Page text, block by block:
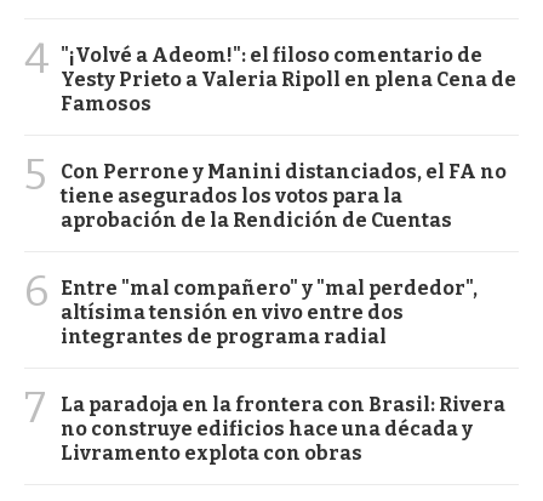
4 "¡Volvé a Adeom!": el filoso comentario de
Yesty Prieto a Valeria Ripoll en plena Cena de
Famosos
5
Con Perrone y Manini distanciados, el FA no
tiene asegurados los votos para la
aprobación de la Rendición de Cuentas
6
Entre "mal compañero" y "mal perdedor",
altísima tensión en vivo entre dos
integrantes de programa radial
7
La paradoja en la frontera con Brasil: Rivera
no construye edificios hace una década y
Livramento explota con obras